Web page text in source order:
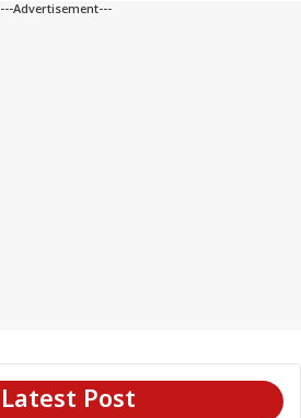
---Advertisement---
Latest Post